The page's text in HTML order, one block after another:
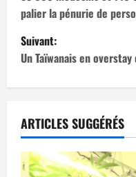
v
i
g
a
t
palier la pénurie de
Suivant:
Un Taïwanais en
ARTICLES SUGGÉRÉS